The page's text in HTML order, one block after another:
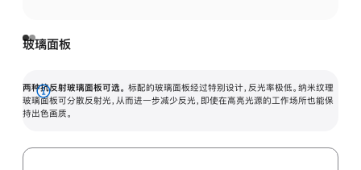
玻璃面板
两种抗反射玻璃面板可选。 标配的玻璃面板经过特别设计，反光率极低。纳米纹理
玻璃面板可分散反射光，从而进一步减少反光，即使在高亮光源的工作场所也能保
持出色画质。
展
开